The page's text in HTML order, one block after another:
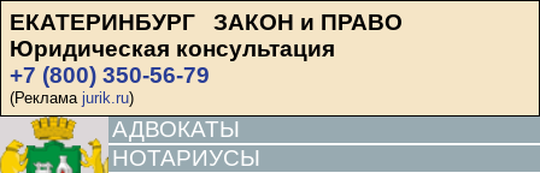
ЕКАТЕРИНБУРГ ЗАКОН и ПРАВО
Юридическая консультация
+7 (800) 350-56-79
(Реклама jurik.ru)
АДВОКАТЫ
НОТАРИУСЫ